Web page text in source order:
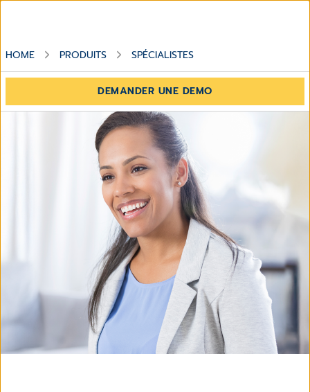
HOME PRODUITS SPÉCIALISTES
DEMANDER UNE DEMO